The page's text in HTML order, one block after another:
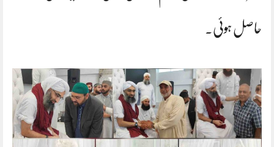
حاصل ہوئی۔